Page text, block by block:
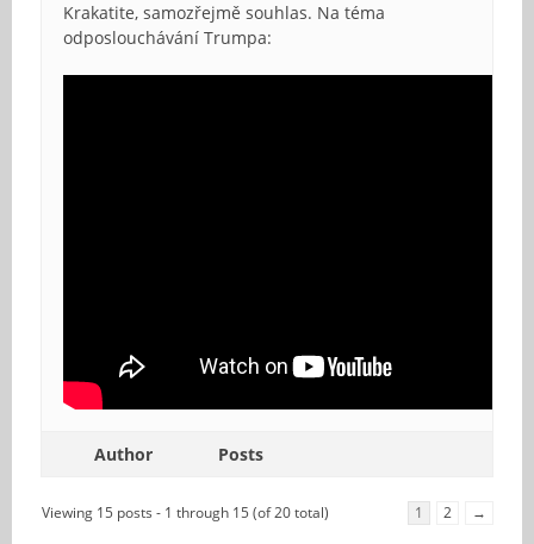
Krakatite, samozřejmě souhlas. Na téma
odposlouchávání Trumpa:
Author Posts
Viewing 15 posts - 1 through 15 (of 20 total) 1 2 →